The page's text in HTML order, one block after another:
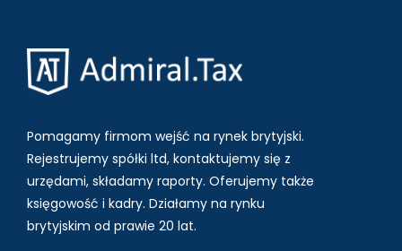
Pomagamy firmom wejść na rynek brytyjski.
Rejestrujemy spółki ltd, kontaktujemy się z
urzędami, składamy raporty. Oferujemy także
księgowość i kadry. Działamy na rynku
brytyjskim od prawie 20 lat.